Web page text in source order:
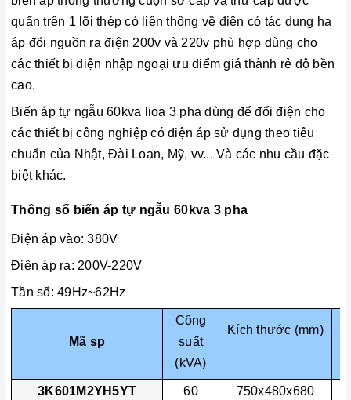
quấn trên 1 lõi thép có liên thông về điện có tác dụng hạ
áp đổi nguồn ra điện 200v và 220v phù hợp dùng cho
các thiết bị điện nhập ngoại ưu điểm giá thành rẻ độ bền
cao.
Biến áp tự ngẫu 60kva lioa 3 pha dùng để đổi điện cho
các thiết bị công nghiệp có điện áp sử dụng theo tiêu
chuẩn của Nhật, Đài Loan, Mỹ, vv... Và các nhu cầu đặc
biệt khác.
Thông số biến áp tự ngẫu 60kva 3 pha
Điện áp vào: 380V
Điện áp ra: 200V-220V
Tần số: 49Hz~62Hz
Mã sp
Công
suất
(kVA)
Kích thước (mm)
3K601M2YH5YT 60 750x480x680